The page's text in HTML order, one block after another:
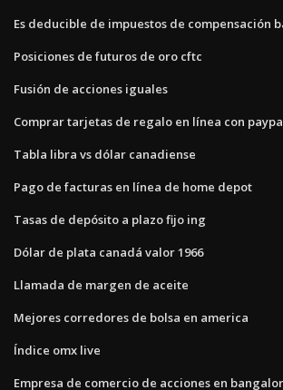
Es deducible de impuestos de compensación
Posiciones de futuros de oro cftc
Fusión de acciones iguales
Comprar tarjetas de regalo en línea con
Tabla libra vs dólar canadiense
Pago de facturas en línea de home depot
Tasas de depósito a plazo fijo ing
Dólar de plata canadá valor 1966
Llamada de margen de aceite
Mejores corredores de bolsa en america
Índice omx live
Empresa de comercio de acciones en